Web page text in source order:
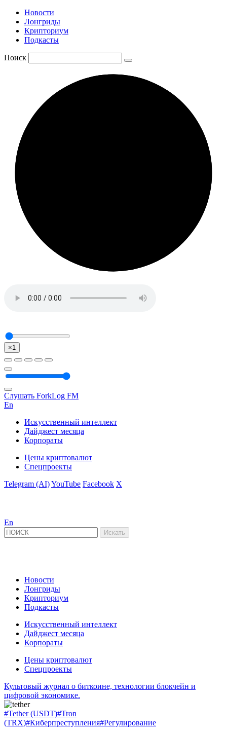
Новости
Лонгриды
Крипториум
Подкасты
Поиск
×1
Слушать ForkLog FM
En
Искусственный интеллект
Дайджест месяца
Корпораты
Цены криптовалют
Спецпроекты
Telegram (AI)YouTube Facebook X
En
Новости
Лонгриды
Крипториум
Подкасты
Искусственный интеллект
Дайджест месяца
Корпораты
Цены криптовалют
Спецпроекты
Культовый журнал о биткоине, технологии блокчейн и
цифровой экономике.
#Tether (USDT)#Tron
(TRX)#Киберпреступления#Регулирование